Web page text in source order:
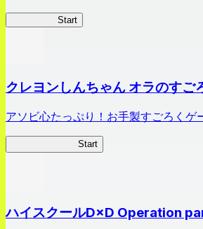
Start
クレヨンしんちゃん オラのすご
アソビ心たっぷり！お手製すごろくゲ
Start
ハイスクールD×D Operation